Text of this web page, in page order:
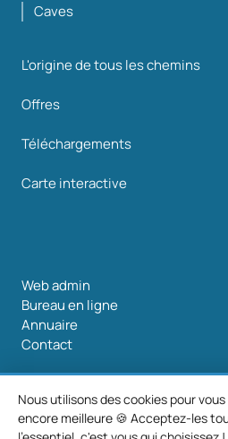
Caves
L'origine de tous les chemins
Offres
Téléchargements
Carte interactive
Web admin
Bureau en ligne
Annuaire
Contact
©2026
Nous utilisons des cookies pour
encore meilleure 🍪 Acceptez-les